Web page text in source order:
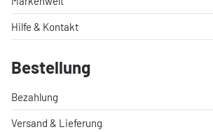
Hilfe & Kontakt
Bestellung
Bezahlung
Versand & Lieferung